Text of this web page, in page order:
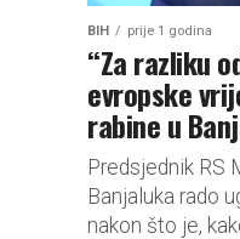
BIH prije 1 godina
“Za razliku
evropske
rabine u
Predsjednik RS
Banjaluka rado
nakon što je,